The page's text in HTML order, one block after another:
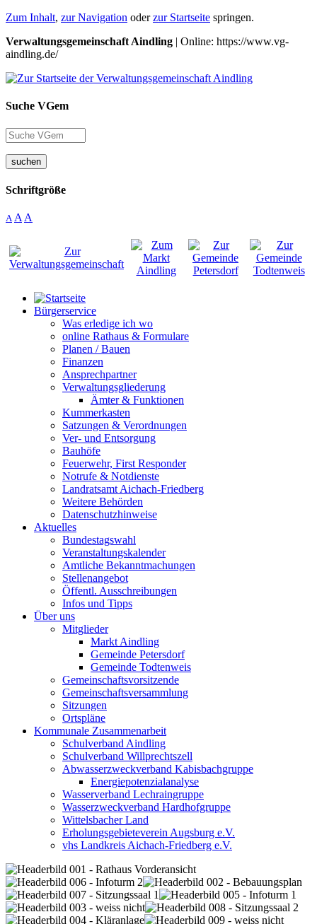
Zum Inhalt, zur Navigation oderzur Startseite springen.
Verwaltungsgemeinschaft Aindling | Online: https://www.vg-
aindling.de/
Suche VGem
suchen
Schriftgröße
A A A
Bürgerservice
Was erledige ich wo
online Rathaus & Formulare
Planen / Bauen
Finanzen
Ansprechpartner
Verwaltungsgliederung
Ämter & Funktionen
Kummerkasten
Satzungen & Verordnungen
Ver- und Entsorgung
Bauhöfe
Feuerwehr, First Responder
Notrufe & Notdienste
Landratsamt Aichach-Friedberg
Weitere Behörden
Datenschutzhinweise
Aktuelles
Bundestagswahl
Veranstaltungskalender
Amtliche Bekanntmachungen
Stellenangebot
Öffentl. Ausschreibungen
Infos und Tipps
Über uns
Mitglieder
Markt Aindling
Gemeinde Petersdorf
Gemeinde Todtenweis
Gemeinschaftsvorsitzende
Gemeinschaftsversammlung
Sitzungen
Ortspläne
Kommunale Zusammenarbeit
Schulverband Aindling
Schulverband Willprechtszell
Abwasserzweckverband Kabisbachgruppe
Energiepotenzialanalyse
Wasserverband Lechraingruppe
Wasserzweckverband Hardhofgruppe
Wittelsbacher Land
Erholungsgebieteverein Augsburg e.V.
vhs Landkreis Aichach-Friedberg e.V.